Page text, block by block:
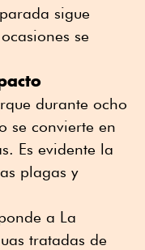
sigue
se
durante ocho
se convierte en
Es evidente la
plagas y
a La
tratadas de